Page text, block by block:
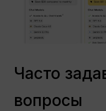
Часто
вопросы